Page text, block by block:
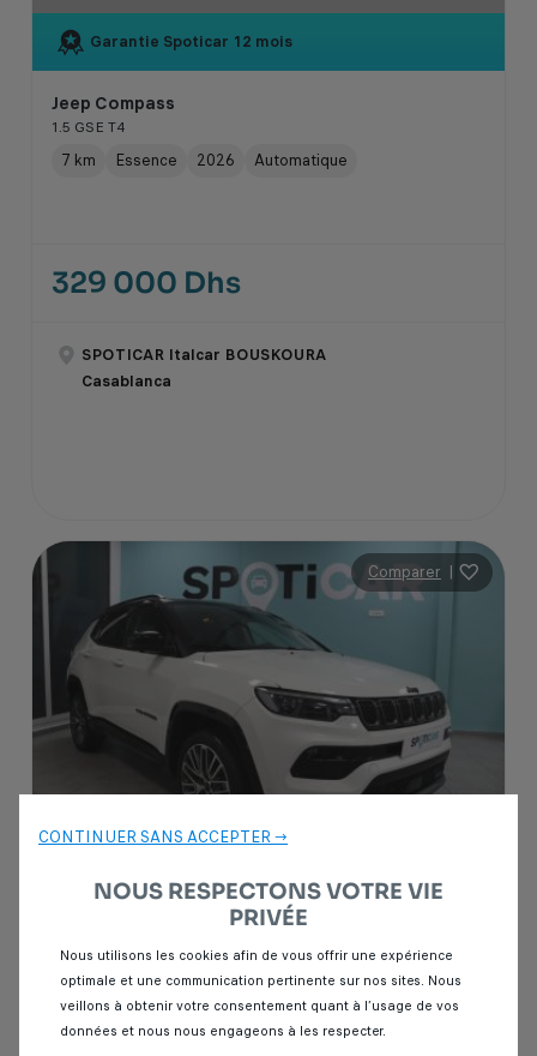
Garantie Spoticar 12 mois
Jeep Compass
1.5 GSE T4
7 km Essence 2026 Automatique
329 000 Dhs
SPOTICAR Italcar BOUSKOURA
Casablanca
Comparer |
Garantie Spoticar12 mois
Jeep Compass
1.5 GSE T4
8 km Essence 2025 Automatique
CONTINUER SANS ACCEPTER →
NOUS RESPECTONS VOTRE VIE
PRIVÉE
Nous utilisons les cookies afin de vous offrir une expérience
optimale et une communication pertinente sur nos sites. Nous
veillons à obtenir votre consentement quant à l’usage de vos
données et nous nous engageons à les respecter.